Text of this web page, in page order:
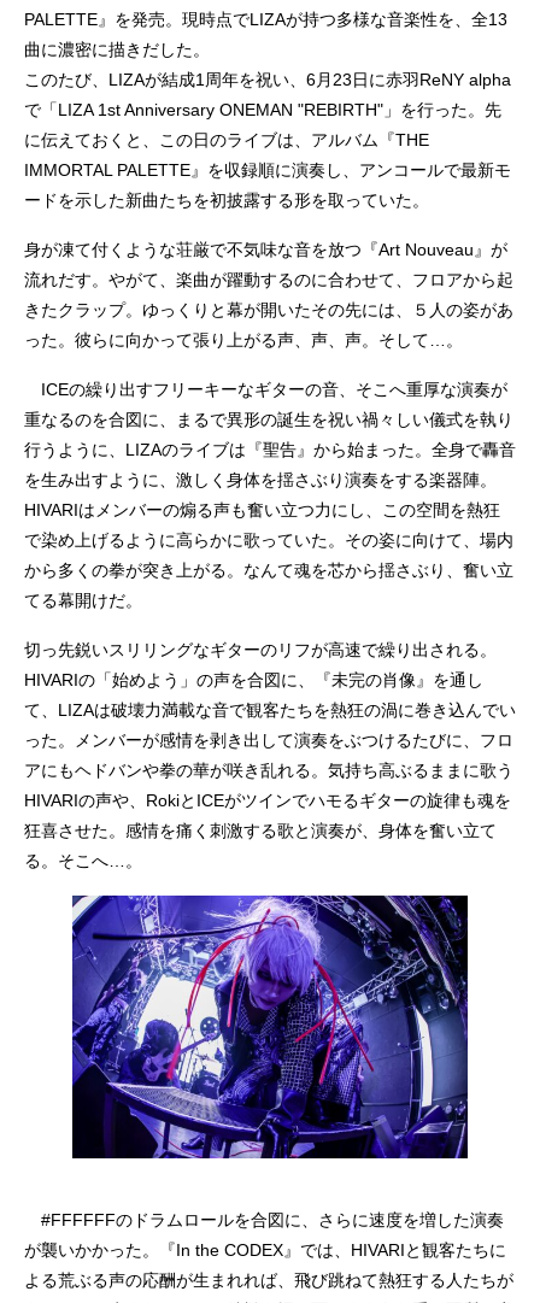
PALETTE』を発売。現時点でLIZAが持つ多様な音楽性を、全13
曲に濃密に描きだした。
このたび、LIZAが結成1周年を祝い、6月23日に赤羽ReNY alpha
で「LIZA 1st Anniversary ONEMAN "REBIRTH"」を行った。先
に伝えておくと、この日のライブは、アルバム『THE
IMMORTAL PALETTE』を収録順に演奏し、アンコールで最新モ
ードを示した新曲たちを初披露する形を取っていた。
身が凍て付くような荘厳で不気味な音を放つ『Art Nouveau』が
流れだす。やがて、楽曲が躍動するのに合わせて、フロアから起
きたクラップ。ゆっくりと幕が開いたその先には、５人の姿があ
った。彼らに向かって張り上がる声、声、声。そして…。
ICEの繰り出すフリーキーなギターの音、そこへ重厚な演奏が
重なるのを合図に、まるで異形の誕生を祝い禍々しい儀式を執り
行うように、LIZAのライブは『聖告』から始まった。全身で轟音
を生み出すように、激しく身体を揺さぶり演奏をする楽器陣。
HIVARIはメンバーの煽る声も奮い立つ力にし、この空間を熱狂
で染め上げるように高らかに歌っていた。その姿に向けて、場内
から多くの拳が突き上がる。なんて魂を芯から揺さぶり、奮い立
てる幕開けだ。
切っ先鋭いスリリングなギターのリフが高速で繰り出される。
HIVARIの「始めよう」の声を合図に、『未完の肖像』を通し
て、LIZAは破壊力満載な音で観客たちを熱狂の渦に巻き込んでい
った。メンバーが感情を剥き出して演奏をぶつけるたびに、フロ
アにもヘドバンや拳の華が咲き乱れる。気持ち高ぶるままに歌う
HIVARIの声や、RokiとICEがツインでハモるギターの旋律も魂を
狂喜させた。感情を痛く刺激する歌と演奏が、身体を奮い立て
る。そこへ…。
#FFFFFFのドラムロールを合図に、さらに速度を増した演奏
が襲いかかった。『In the CODEX』では、HIVARIと観客たちに
よる荒ぶる声の応酬が生まれれば、飛び跳ねて熱狂する人たちが